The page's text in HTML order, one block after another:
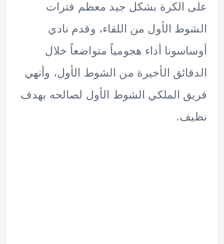
الكرة بشكل جيد معظم فترات
الأول من اللقاء، وقدم نادي
أداء هجومياً متواضعاً خلال
الأخيرة من الشوط الأول، وأنهي
الملكي الشوط الأول لصالحه بهدف